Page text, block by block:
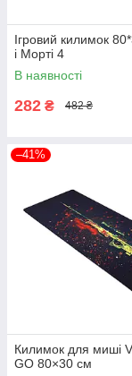
Ігровий килимок
і Морті 4
В наявності
282 ₴ 482 ₴
–41%
Килимок для миші
GO 80×30 см